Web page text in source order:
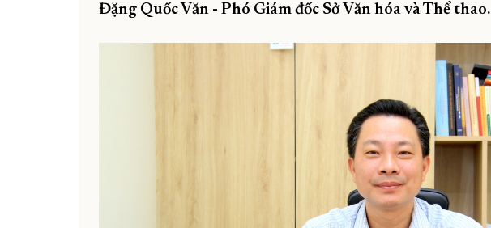
Đặng Quốc Văn - Phó Giám đốc Sở Văn hóa và Thể thao.